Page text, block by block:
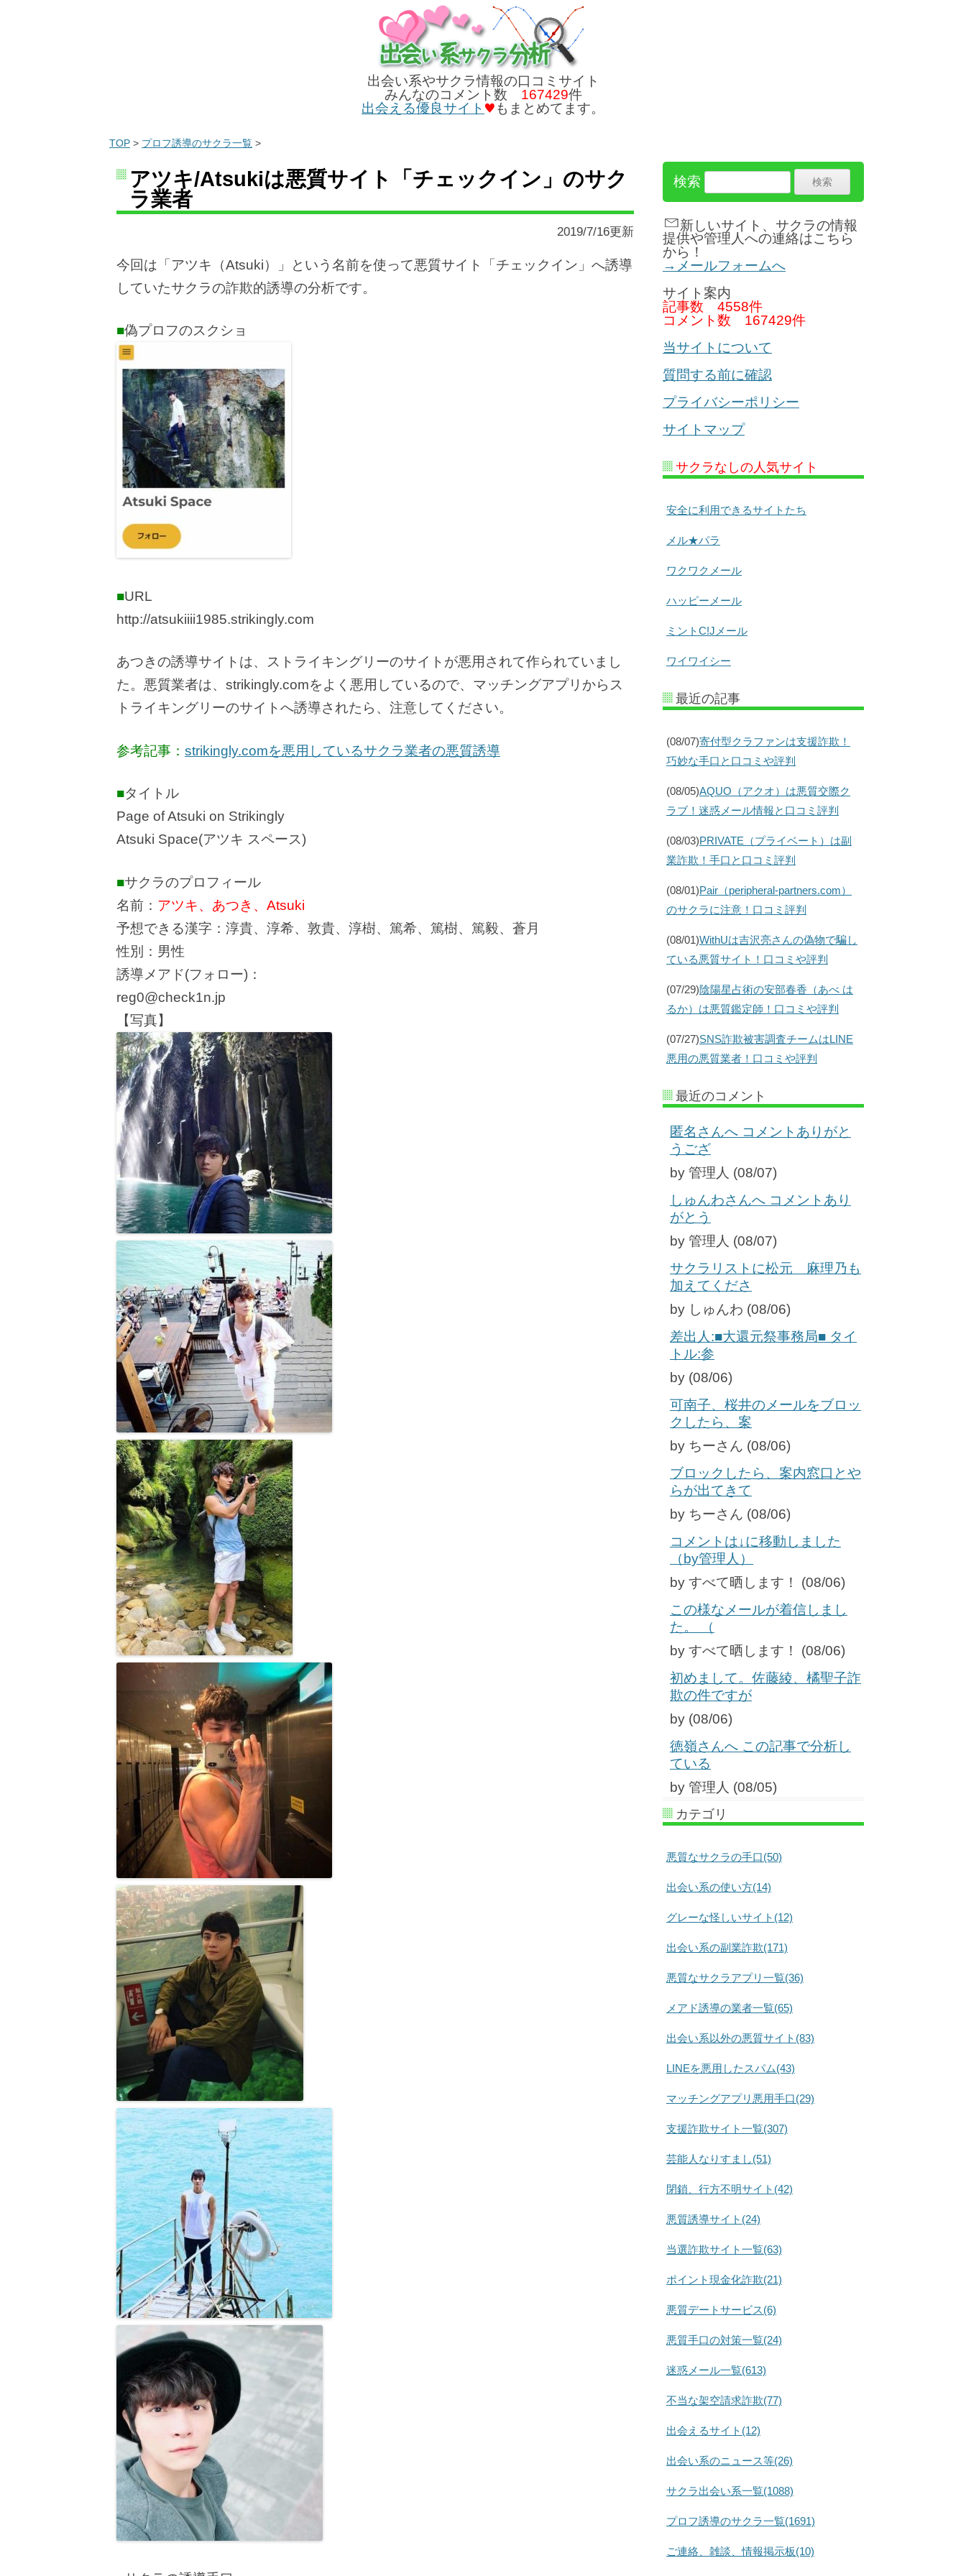
出会い系やサクラ情報の口コミサイト
みんなのコメント数 167429件
出会える優良サイト
もまとめてます。
TOP > プロフ誘導のサクラ一覧 >
アツキ/Atsukiは悪質サイト「チェックイン」のサク
ラ業者
2019/7/16更新
今回は「アツキ（Atsuki）」という名前を使って悪質サイト「チェックイン」へ誘導
していたサクラの詐欺的誘導の分析です。
■偽プロフのスクショ
■URL
http://atsukiiii1985.strikingly.com
あつきの誘導サイトは、ストライキングリーのサイトが悪用されて作られていまし
た。悪質業者は、strikingly.comをよく悪用しているので、マッチングアプリからス
トライキングリーのサイトへ誘導されたら、注意してください。
参考記事： strikingly.comを悪用しているサクラ業者の悪質誘導
■タイトル
Page of Atsuki on Strikingly
Atsuki Space(アツキ スペース)
■サクラのプロフィール
名前： アツキ、あつき、Atsuki
予想できる漢字：淳貴、淳希、敦貴、淳樹、篤希、篤樹、篤毅、蒼月
性別：男性
誘導メアド(フォロー)：
reg0@check1n.jp
【写真】
検索
新しいサイト、サクラの情報
提供や管理人への連絡はこちら
から！
→メールフォームへ
サイト案内
記事数 4558件
コメント数 167429件
当サイトについて
質問する前に確認
プライバシーポリシー
サイトマップ
サクラなしの人気サイト
安全に利用できるサイトたち
メル★パラ
ワクワクメール
ハッピーメール
ミントC!Jメール
ワイワイシー
最近の記事
(08/07)寄付型クラファンは支援詐欺！
巧妙な手口と口コミや評判
(08/05)AQUO（アクオ）は悪質交際ク
ラブ！迷惑メール情報と口コミ評判
(08/03)PRIVATE（プライベート）は副
業詐欺！手口と口コミ評判
(08/01)Pair（peripheral-partners.com）
のサクラに注意！口コミ評判
(08/01)WithUは吉沢亮さんの偽物で騙し
ている悪質サイト！口コミや評判
(07/29)陰陽星占術の安部春香（あべ は
るか）は悪質鑑定師！口コミや評判
(07/27)SNS詐欺被害調査チームはLINE
悪用の悪質業者！口コミや評判
最近のコメント
匿名さんへ コメントありがと
うござ
by 管理人 (08/07)
しゅんわさんへ コメントあり
がとう
by 管理人 (08/07)
サクラリストに松元 麻理乃も
加えてくださ
by しゅんわ (08/06)
差出人:■大還元祭事務局■ タイ
トル:参
by (08/06)
可南子、桜井のメールをブロッ
クしたら、案
by ちーさん (08/06)
ブロックしたら、案内窓口とや
らが出てきて
by ちーさん (08/06)
コメントは↓に移動しました
（by管理人）
by すべて晒します！ (08/06)
この様なメールが着信しまし
た。 （
by すべて晒します！ (08/06)
初めまして。佐藤綾、橘聖子詐
欺の件ですが
by (08/06)
徳嶺さんへ この記事で分析し
ている
by 管理人 (08/05)
カテゴリ
悪質なサクラの手口(50)
出会い系の使い方(14)
グレーな怪しいサイト(12)
出会い系の副業詐欺(171)
悪質なサクラアプリ一覧(36)
メアド誘導の業者一覧(65)
出会い系以外の悪質サイト(83)
LINEを悪用したスパム(43)
マッチングアプリ悪用手口(29)
支援詐欺サイト一覧(307)
芸能人なりすまし(51)
閉鎖、行方不明サイト(42)
悪質誘導サイト(24)
当選詐欺サイト一覧(63)
ポイント現金化詐欺(21)
悪質デートサービス(6)
悪質手口の対策一覧(24)
迷惑メール一覧(613)
不当な架空請求詐欺(77)
出会えるサイト(12)
出会い系のニュース等(26)
サクラ出会い系一覧(1088)
プロフ誘導のサクラ一覧(1691)
ご連絡、雑談、情報掲示板(10)